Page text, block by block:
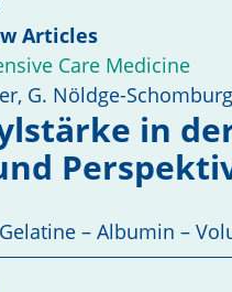
Articles
Care Medicine
G. Nöldge-
in
– Albumin –